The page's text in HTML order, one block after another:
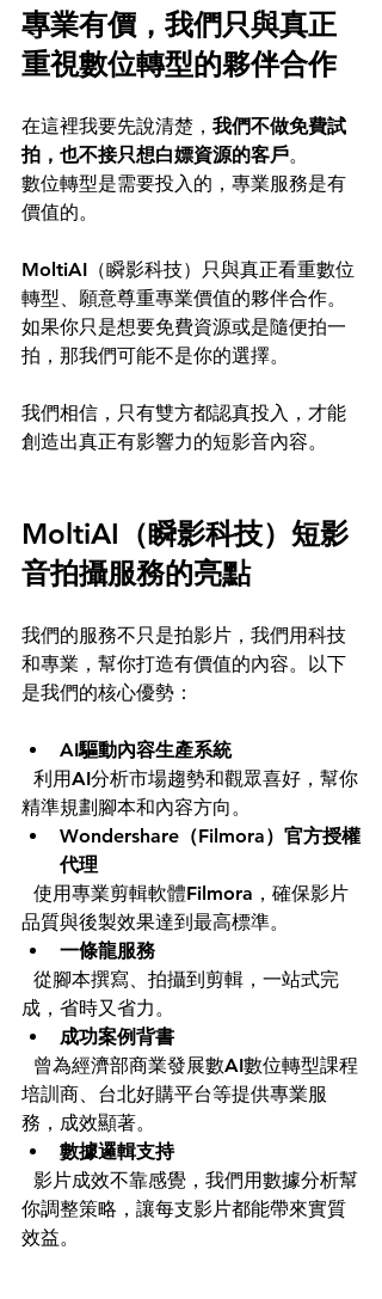
專業有價，我們只與真正
重視數位轉型的夥伴合作
在這裡我要先說清楚， 我們不做免費試
拍，也不接只想白嫖資源的客戶。
數位轉型是需要投入的，專業服務是有
價值的。
MoltiAI（瞬影科技）只與真正看重數位
轉型、願意尊重專業價值的夥伴合作。
如果你只是想要免費資源或是隨便拍一
拍，那我們可能不是你的選擇。
我們相信，只有雙方都認真投入，才能
創造出真正有影響力的短影音內容。
MoltiAI（瞬影科技）短影
音拍攝服務的亮點
我們的服務不只是拍影片，我們用科技
和專業，幫你打造有價值的內容。以下
是我們的核心優勢：
AI驅動內容生產系統
精準規劃腳本和內容方向。
Wondershare（Filmora）官方授權
代理
品質與後製效果達到最高標準。
一條龍服務
成，省時又省力。
成功案例背書
培訓商、台北好購平台等提供專業服
務，成效顯著。
數據邏輯支持
你調整策略，讓每支影片都能帶來實質
效益。